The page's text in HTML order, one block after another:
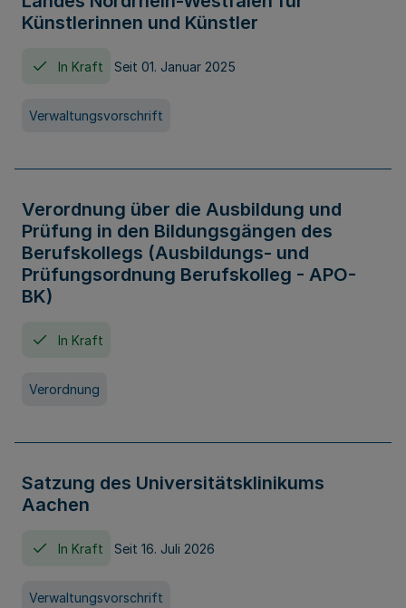
Künstlerinnen und Künstler
In Kraft Seit 01. Januar 2025
Verwaltungsvorschrift
Verordnung über die Ausbildung und
Prüfung in den Bildungsgängen des
Berufskollegs (Ausbildungs- und
Prüfungsordnung Berufskolleg - APO-
BK)
In Kraft
Verordnung
Satzung des Universitätsklinikums
Aachen
In Kraft Seit 16. Juli 2026
Verwaltungsvorschrift